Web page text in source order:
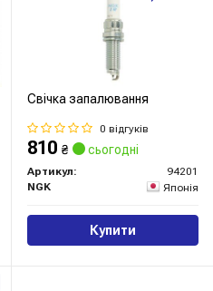
Свічка запалювання
0 відгуків
810 ₴ сьогодні
Артикул:
94201
NGK
Японія
Купити